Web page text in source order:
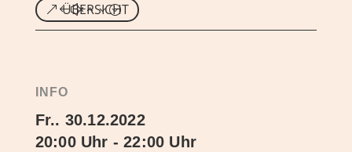
ÜBERSICHT
INFO
Fr.. 30.12.2022
20:00 Uhr - 22:00 Uhr